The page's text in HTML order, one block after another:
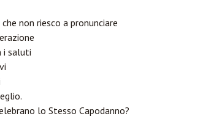
non riesco a pronunciare
i saluti
lo Stesso Capodanno?